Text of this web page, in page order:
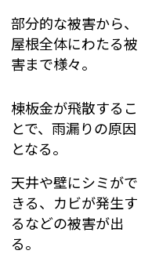
部分的な被害から、
屋根全体にわたる被
害まで様々。
棟板金が飛散するこ
とで、雨漏りの原因
となる。
天井や壁にシミがで
きる、カビが発生す
るなどの被害が出
る。